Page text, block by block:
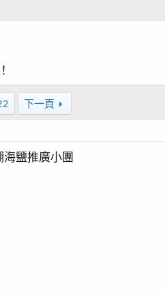
下一頁
海鹽推廣小團